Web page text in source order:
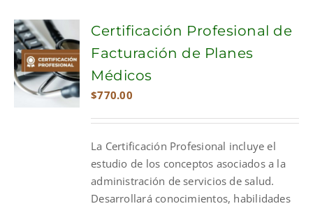
ADD TO
CART
Certificación Profesional de
Facturación de Planes
Médicos
$770.00
La Certificación Profesional incluye el
estudio de los conceptos asociados a la
administración de servicios de salud.
Desarrollará conocimientos, habilidades